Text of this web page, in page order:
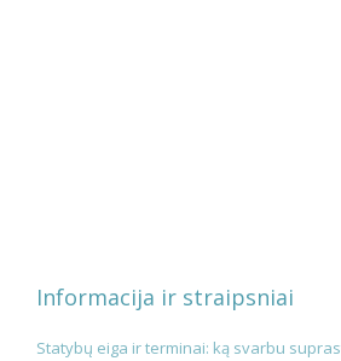
Informacija ir straipsniai
Statybų eiga ir terminai: ką svarbu